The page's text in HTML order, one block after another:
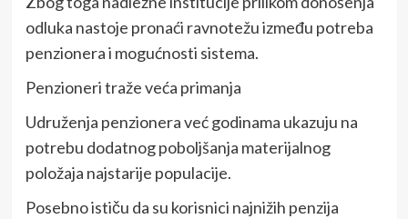
odluka nastoje pronaći ravnotežu između potreba
penzionera i mogućnosti sistema.
Penzioneri traže veća primanja
Udruženja penzionera već godinama ukazuju na
potrebu dodatnog poboljšanja materijalnog
položaja najstarije populacije.
Posebno ističu da su korisnici najnižih penzija